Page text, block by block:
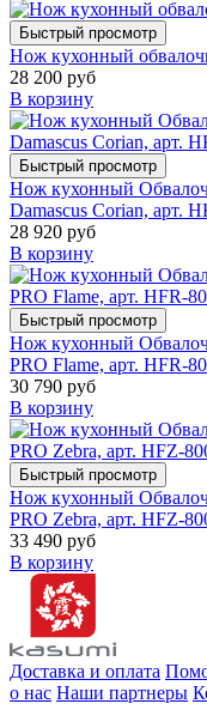
Быстрый просмотр
Нож кухонный
28 200 руб
В корзину
Быстрый просмотр
Нож кухонный
Damascus Corian, арт.
28 920 руб
В корзину
Быстрый просмотр
Нож кухонный
PRO Flame, арт. HFR-
30 790 руб
В корзину
Быстрый просмотр
Нож кухонный
PRO Zebra, арт. HFZ-
33 490 руб
В корзину
Доставка и оплата
о нас Наши партнеры